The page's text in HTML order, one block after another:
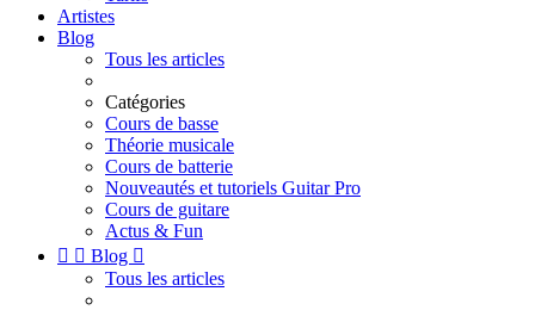
Artistes
Blog
Tous les articles
Catégories
Cours de basse
Théorie musicale
Cours de batterie
Nouveautés et tutoriels Guitar Pro
Cours de guitare
Actus & Fun
  Blog 
Tous les articles